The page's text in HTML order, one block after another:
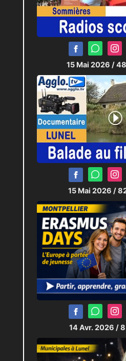
15 Mai 2026 /
15 Mai 2026 /
14 Avr. 2026 /